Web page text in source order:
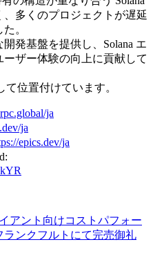
多くのプロジェクトが遅延
。
発基盤を提供し、Solana エ
ザー体験の向上に貢献して
位置付けています。
ja
ja
epics.dev/ja
アント向けコストパフォー
ンクフルトにて完売御礼